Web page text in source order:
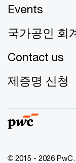
Events
국가공인 회
Contact us
제증명 신청
© 2015 - 2026